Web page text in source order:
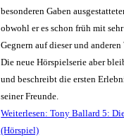
besonderen Gaben
obwohl er es schon früh mit
Gegnern auf dieser und
Die neue Hörspielserie aber
und beschreibt die ersten
seiner Freunde.
Weiterlesen: Tony Ballard 5:
(Hörspiel)